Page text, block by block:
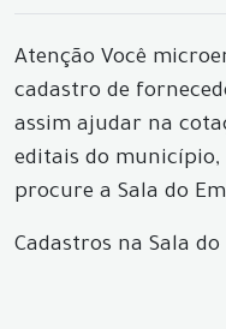
Atenção Você
cadastro de
assim ajudar na
editais do
procure a Sala do
Cadastros na Sala